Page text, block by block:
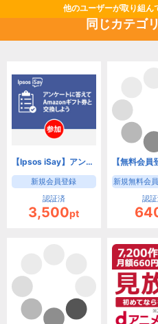
他のユーザーが取り組ん
同じカテゴ
【Ipsos iSay】アンケートに答える！ポイントを貰う！世界が広がる！
新規会員登録
認証済
3,500pt
認